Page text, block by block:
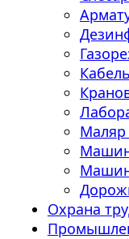
Маляр
Охрана